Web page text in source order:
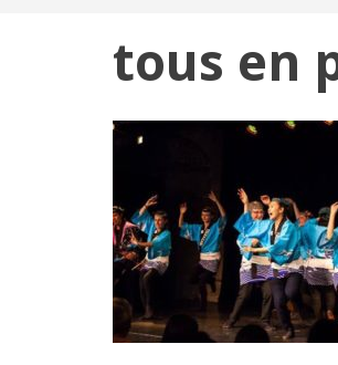
tous en